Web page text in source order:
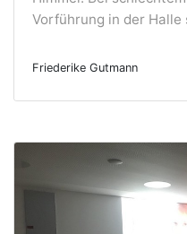
Vorführung in der Halle
Friederike Gutmann